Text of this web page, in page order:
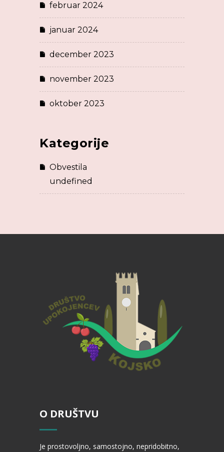
februar 2024
januar 2024
december 2023
november 2023
oktober 2023
Kategorije
Obvestila
undefined
O DRUŠTVU
Je prostovoljno, samostojno, nepridobitno,